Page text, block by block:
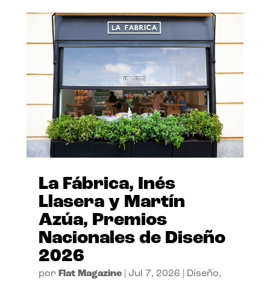
La Fábrica, Inés
Llasera y Martín
Azúa, Premios
Nacionales de Diseño
2026
por Flat Magazine| Jul 7, 2026 Diseño,